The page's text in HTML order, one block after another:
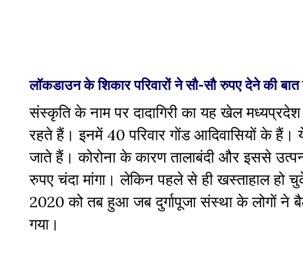
लॉकडाउन के शिकार परिवारों ने सौ-सौ रुपए देने की
संस्कृति के नाम पर दादागिरी का यह खेल
रहते हैं। इनमें 40 परिवार गोंड आदिवासियों के
जाते हैं। कोरोना के कारण तालाबंदी और इससे
रुपए चंदा मांगा। लेकिन पहले से ही खस्ताहाल
2020 को तब हुआ जब दुर्गापूजा संस्था के लोगों ने
गया।